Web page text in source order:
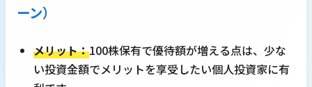
ーン）
メリット：100株保有で優待額が増える点は、少な
い投資金額でメリットを享受したい個人投資家に有